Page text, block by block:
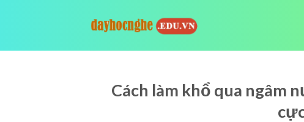
Cách làm khổ qua ngâm